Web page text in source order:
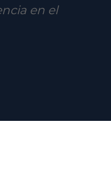
en el